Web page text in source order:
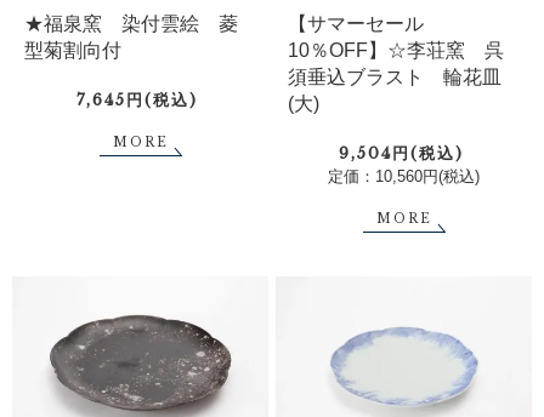
★福泉窯 染付雲絵 菱
型菊割向付
7,645円(税込)
MORE
【サマーセール
10％OFF】☆李荘窯 呉
須垂込ブラスト 輪花皿
(大)
9,504円(税込)
定価：10,560円(税込)
MORE